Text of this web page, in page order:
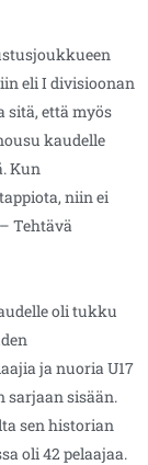
eli I divisioonan
että myös
kaudelle
Kun
niin ei
Tehtävä
oli tukku
ja nuoria U17
sarjaan sisään.
sen historian
oli 42 pelaajaa.